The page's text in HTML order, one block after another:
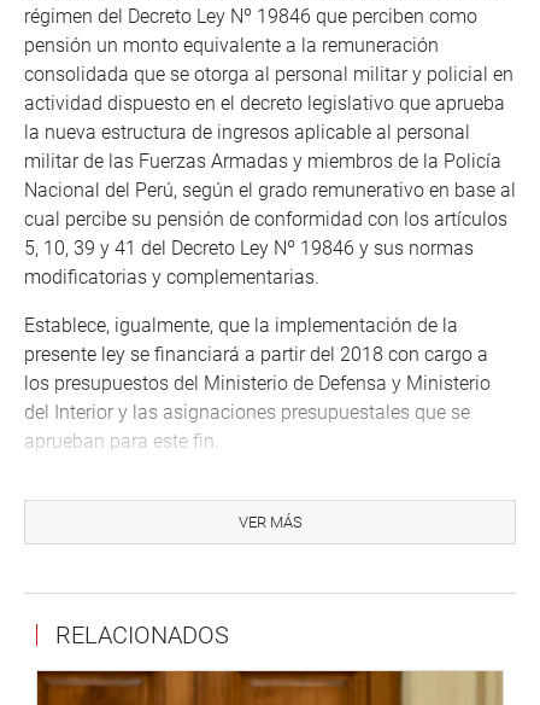
régimen del Decreto Ley Nº 19846 que perciben como
pensión un monto equivalente a la remuneración
consolidada que se otorga al personal militar y policial en
actividad dispuesto en el decreto legislativo que aprueba
la nueva estructura de ingresos aplicable al personal
militar de las Fuerzas Armadas y miembros de la Policía
Nacional del Perú, según el grado remunerativo en base al
cual percibe su pensión de conformidad con los artículos
5, 10, 39 y 41 del Decreto Ley Nº 19846 y sus normas
modificatorias y complementarias.
Establece, igualmente, que la implementación de la
presente ley se financiará a partir del 2018 con cargo a
los presupuestos del Ministerio de Defensa y Ministerio
del Interior y las asignaciones presupuestales que se
aprueban para este fin.
debe adecuar las disposiciones reglamentarias
contempladas en el Decreto Supremo Nº 013-2013-EF.
2012-EF, que establece el procedimiento de
aplicable al Personal Militar de las Fuerzas Armadas y
VER MÁS
RELACIONADOS